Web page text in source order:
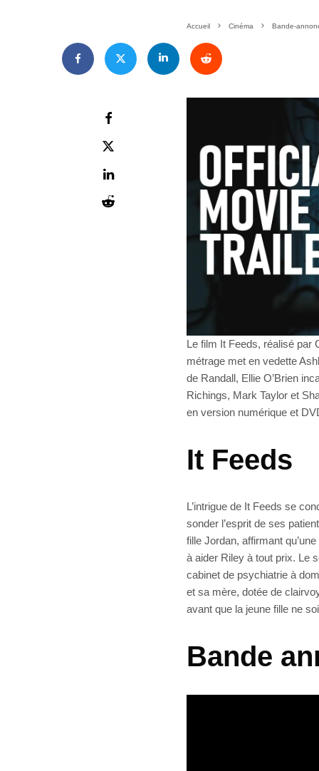
Accueil Cinéma Bande-
Le film It Feeds, réalisé par
métrage met en vedette
de Randall, Ellie O’Brien
Richings, Mark Taylor et
en version numérique et
It Feeds
L’intrigue de It Feeds se
sonder l’esprit de ses
fille Jordan, affirmant
à aider Riley à tout prix. Le
cabinet de psychiatrie à
et sa mère, dotée de
avant que la jeune fille ne
Bande